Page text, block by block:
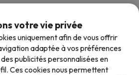
votre vie privée
uniquement afin de vous offrir
adaptée à vos préférences
publicités personnalisées en
Ces cookies nous permettent